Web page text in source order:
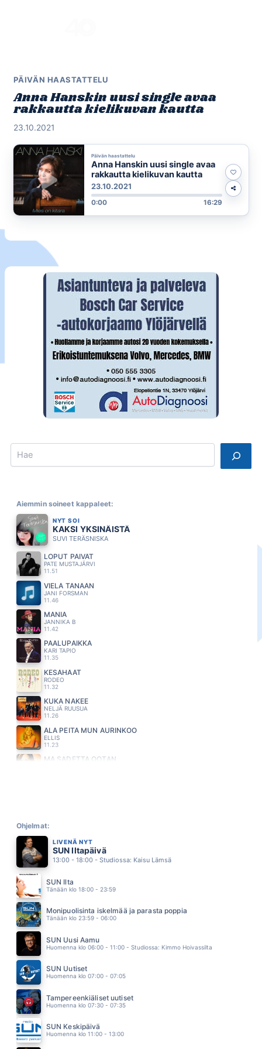
PÄIVÄN HAASTATTELU
Anna Hanskin uusi single avaa
rakkautta kielikuvan kautta
23.10.2021
Päivän haastattelu
Anna Hanskin uusi single avaa
rakkautta kielikuvan kautta
23.10.2021
0:00 16:29
Search
Aiemmin soineet kappaleet:
NYT SOI
KAKSI YKSINÄISTÄ
SUVI TERÄSNISKA
LOPUT PÄIVÄT
PATE MUSTAJÄRVI
11.51
VIELÄ TÄNÄÄN
JANI FORSMAN
11.46
MANIA
JANNIKA B
11.42
PAALUPAIKKA
KARI TAPIO
11.35
KESÄHÄÄT
RODEO
11.32
KUKA NÄKEE
NELJÄ RUUSUA
11.26
ÄLÄ PEITÄ MUN AURINKOO
ELLIS
11.23
MÄ SADETTA OOTAN
JANI WICKHOLM
BYE BYE BYE
DASHA
11.04
KUNINGASIDEA
10.56
VESTERINEN YHTYEINEEN
10.52
JUSSI & THE BOYS
10.49
SAMU HABER
10.46
SHANIA TWAIN
10.42
TELEKS
10.35
Ohjelmat:
LIVENÄ NYT
SUN Iltapäivä
13:00 - 18:00 - Studiossa: Kaisu Lämsä
SUN Ilta
Tänään klo 18:00 - 23:59
Monipuolisinta iskelmää ja parasta poppia
Tänään klo 23:59 - 06:00
SUN Uusi Aamu
Huomenna klo 06:00 - 11:00 - Studiossa: Kimmo Hoivassilta
SUN Uutiset
Huomenna klo 07:00 - 07:05
Tampereenkiäliset uutiset
Huomenna klo 07:30 - 07:35
SUN Keskipäivä
Huomenna klo 11:00 - 13:00